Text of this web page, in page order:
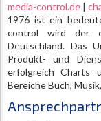
media-control.de |
1976 ist ein
control wird der
Deutschland. Das
Produkt- und
erfolgreich Charts
Bereiche Buch,